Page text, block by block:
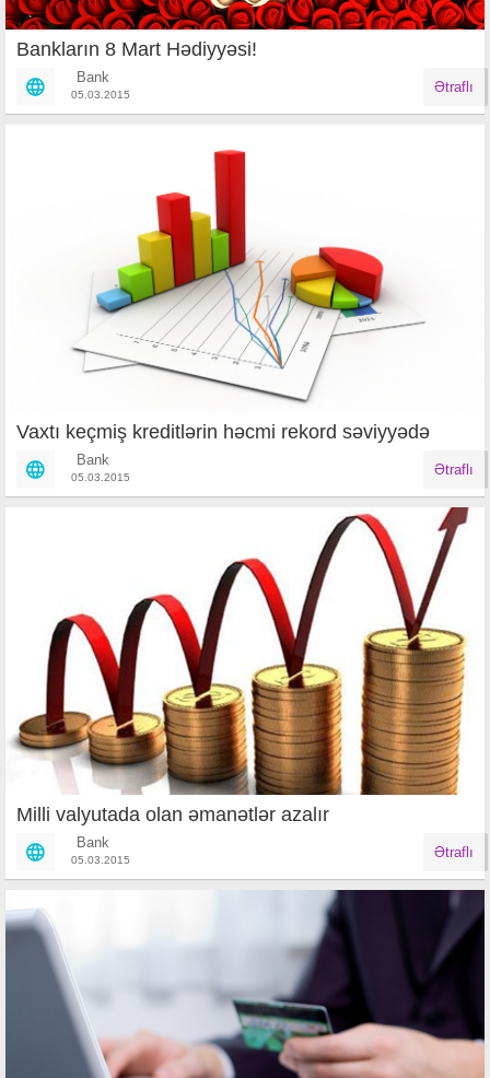
Bankların 8 Mart Hədiyyəsi!
Bank
05.03.2015 Ətraflı
Vaxtı keçmiş kreditlərin həcmi rekord səviyyədə
Bank
05.03.2015 Ətraflı
Milli valyutada olan əmanətlər azalır
Bank
05.03.2015 Ətraflı